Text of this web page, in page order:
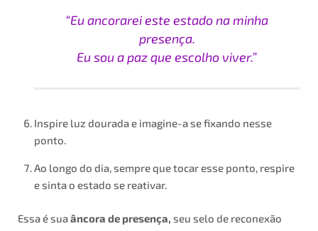
“Eu ancorarei este estado na minha
presença.
Eu sou a paz que escolho viver.”
Inspire luz dourada e imagine-a se fixando nesse
ponto.
Ao longo do dia, sempre que tocar esse ponto, respire
e sinta o estado se reativar.
Essa é suaâncora de presença, seu selo de reconexão